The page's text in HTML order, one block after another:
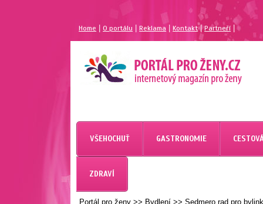
Home |O portálu Reklama Kontakt| Partneří
MAGAZÍN PRO ŽENY
PORTÁL PRO ŽENY.CZ
VŠEHOCHUŤ GASTRONOMIE
ZDRAVÍ
Portál pro ženy >> Bydlení >> Sedmero rad pro